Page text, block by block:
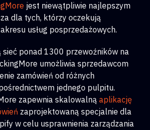
jest niewątpliwie najlepszym
dla tych, którzy oczekują
usług posprzedażowych.
sieć ponad 1300 przewoźników na
umożliwia sprzedawcom
zamówień od różnych
jednego pulpitu.
zapewnia skalowalną aplikację
zaprojektowaną specjalnie dla
w celu usprawnienia zarządzania